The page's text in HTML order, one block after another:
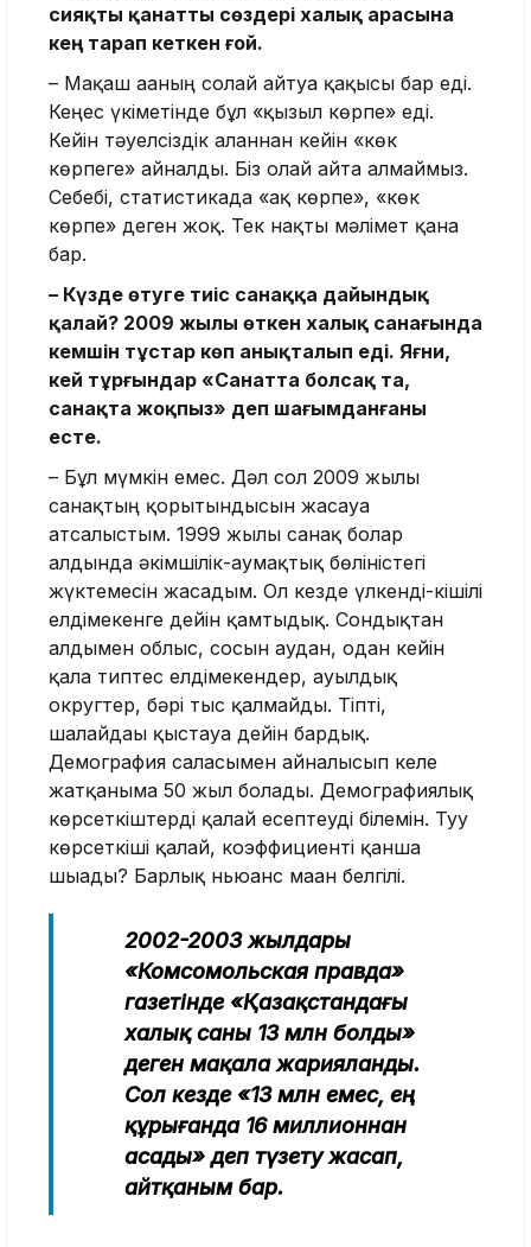
сияқты қанатты сөздері халық арасына
кең тарап кеткен ғой.
– Мақаш ағаның солай айтуға қақысы бар еді.
Кеңес үкіметінде бұл «қызыл көрпе» еді.
Кейін тәуелсіздік алғаннан кейін «көк
көрпеге» айналды. Біз олай айта алмаймыз.
Себебі, статистикада «ақ көрпе», «көк
көрпе» деген жоқ. Тек нақты мәлімет қана
бар.
– Күзде өтуге тиіс санаққа дайындық
қалай? 2009 жылы өткен халық санағында
кемшін тұстар көп анықталып еді. Яғни,
кей тұрғындар «Санатта болсақ та,
санақта жоқпыз» деп шағымданғаны
есте.
– Бұл мүмкін емес. Дәл сол 2009 жылғы
санақтың қорытындысын жасауға
атсалыстым. 1999 жылы санақ болар
алдында әкімшілік-аумақтық бөліністегі
жүктемесін жасадым. Ол кезде үлкенді-кішілі
елдімекенге дейін қамтыдық. Сондықтан
алдымен облыс, сосын аудан, одан кейін
қала типтес елдімекендер, ауылдық
округтер, бәрі тыс қалмайды. Тіпті,
шалғайдағы қыстауға дейін бардық.
Демография саласымен айналысып келе
жатқаныма 50 жыл болады. Демографиялық
көрсеткіштерді қалай есептеуді білемін. Туу
көрсеткіші қалай, коэффициенті қанша
шығады? Барлық ньюанс маған белгілі.
2002-2003 жылдары
«Комсомольская правда»
газетінде «Қазақстандағы
халық саны 13 млн болды»
деген мақала жарияланды.
Сол кезде «13 млн емес, ең
құрығанда 16 миллионнан
асады» деп түзету жасап,
айтқаным бар.